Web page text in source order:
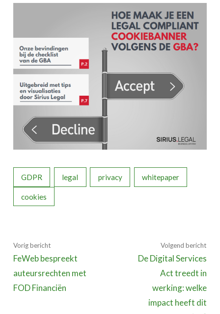
GDPR legal privacy whitepaper
cookies
Vorig bericht
FeWeb bespreekt
auteursrechten met
FOD Financiën
Volgend bericht
De Digital Services
Act treedt in
werking: welke
impact heeft dit